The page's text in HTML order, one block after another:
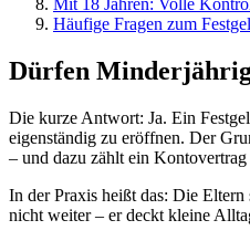
Häufige Fragen zum
Dürfen
Die kurze Antwort: Ja. Ein
eigenständig zu eröffnen. Der
– und dazu zählt ein
In der Praxis heißt das: Die
nicht weiter – er deckt kleine